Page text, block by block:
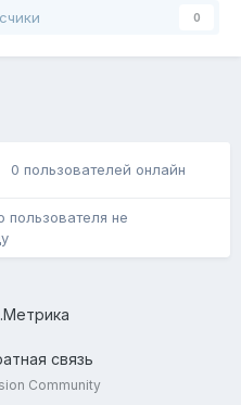
0
0 пользователей онлайн
пользователя не
связь
Community